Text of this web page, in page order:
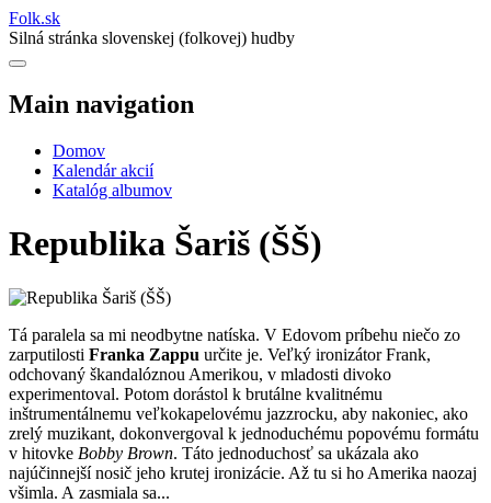
Folk.sk
Silná stránka slovenskej (folkovej) hudby
Main navigation
Domov
Kalendár akcií
Katalóg albumov
Republika Šariš (ŠŠ)
Tá paralela sa mi neodbytne natíska. V Edovom príbehu niečo zo
zarputilosti Franka Zappu určite je. Veľký ironizátor Frank,
odchovaný škandalóznou Amerikou, v mladosti divoko
experimentoval. Potom dorástol k brutálne kvalitnému
inštrumentálnemu veľkokapelovému jazzrocku, aby nakoniec, ako
zrelý muzikant, dokonvergoval k jednoduchému popovému formátu
v hitovke Bobby Brown. Táto jednoduchosť sa ukázala ako
najúčinnejší nosič jeho krutej ironizácie. Až tu si ho Amerika naozaj
všimla. A zasmiala sa...